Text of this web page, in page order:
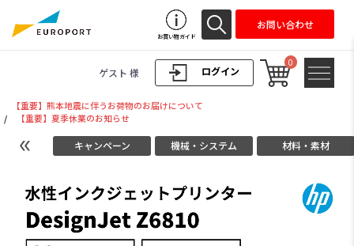
ログイン
ゲスト 様
0
お買い物ガイド
お問い合わせ
【重要】熊本地震に伴うお荷物のお届けについて
/
【重要】夏季休業のお知らせ
キャンペーン 機械・システム 材料・素材